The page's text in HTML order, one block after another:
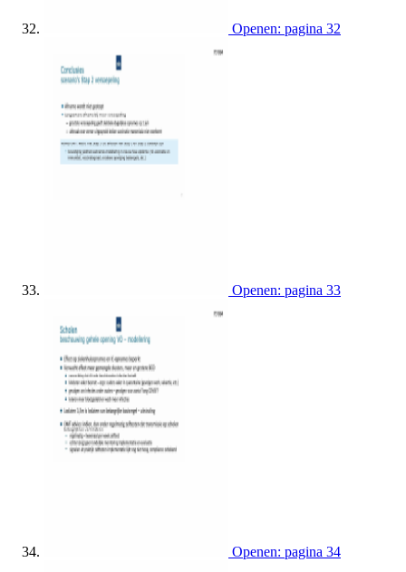
Openen: pagina 32
Openen: pagina 33
Openen: pagina 34